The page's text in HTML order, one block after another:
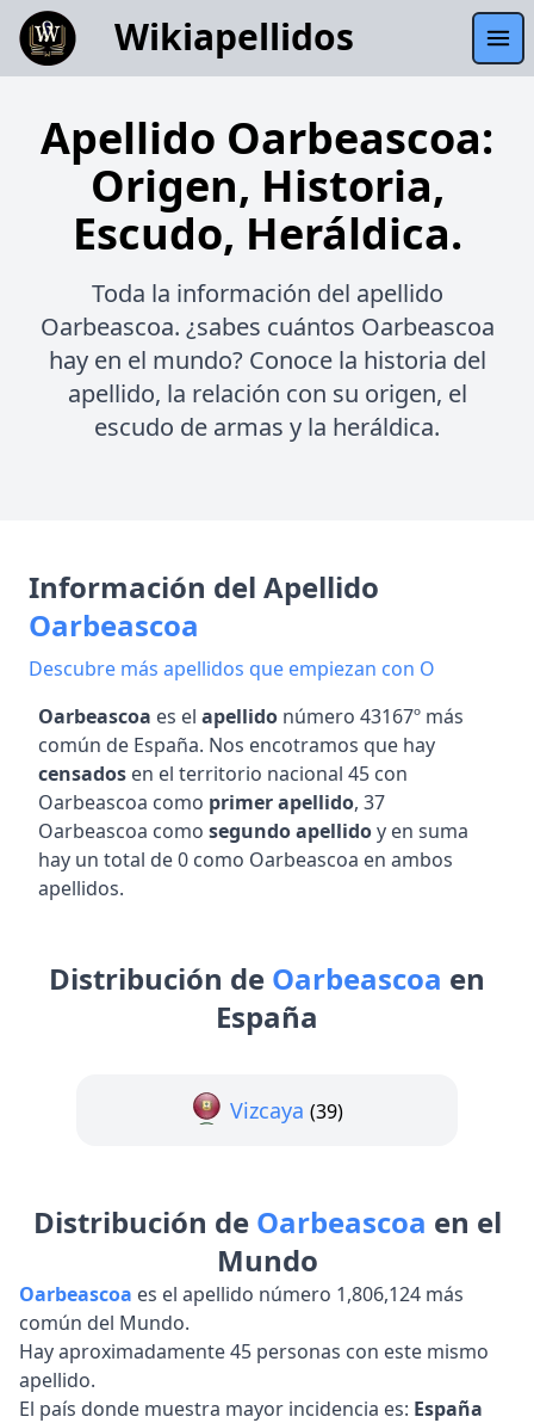
Wikiapellidos
Apellido Oarbeascoa:
Origen, Historia,
Escudo, Heráldica.
Toda la información del apellido
Oarbeascoa. ¿sabes cuántos Oarbeascoa
hay en el mundo? Conoce la historia del
apellido, la relación con su origen, el
escudo de armas y la heráldica.
Información del Apellido
Oarbeascoa
Descubre más apellidos que empiezan con O
Oarbeascoa es el apellido número 43167º más
común de España. Nos encotramos que hay
censados en el territorio nacional 45 con
Oarbeascoa como primer apellido, 37
Oarbeascoa como segundo apellidoy en suma
hay un total de 0 como Oarbeascoa en ambos
apellidos.
Distribución de Oarbeascoa en
España
Vizcaya (39)
Distribución de Oarbeascoa en el
Mundo
Oarbeascoa es el apellido número 1,806,124 más
común del Mundo.
Hay aproximadamente 45 personas con este mismo
apellido.
El país donde muestra mayor incidencia es: España